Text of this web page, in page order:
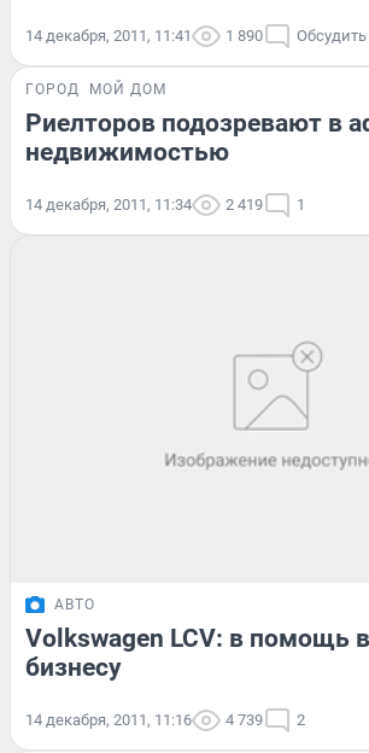
14 декабря, 2011, 11:41 1 890 Обсудить
ГОРОД МОЙ ДОМ
Риелторов подозревают в
недвижимостью
14 декабря, 2011, 11:34 2 419 1
АВТО
Volkswagen LCV: в помощь
бизнесу
14 декабря, 2011, 11:16 4 739 2